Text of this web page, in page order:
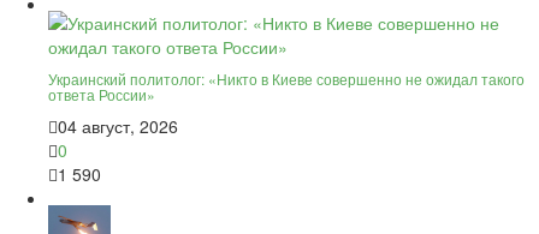
Украинский политолог: «Никто в Киеве совершенно не ожидал такого
ответа России»
04 август, 2026
0
1 590